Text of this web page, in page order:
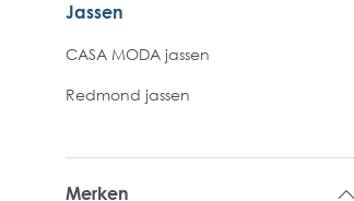
Jassen
CASA MODA jassen
Redmond jassen
Merken